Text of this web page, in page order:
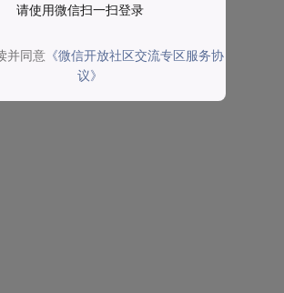
请使用微信扫一扫登录
并同意 《微信开放社区交流专区服务协
议》